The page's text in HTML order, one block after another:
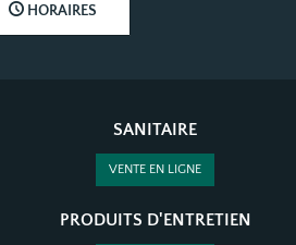
HORAIRES
SANITAIRE
VENTE EN LIGNE
PRODUITS D'ENTRETIEN